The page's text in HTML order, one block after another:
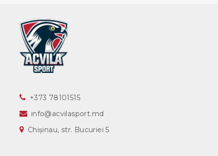
‎+373 78101515
info@acvilasport.md
Chișinau, str. Bucuriei 5